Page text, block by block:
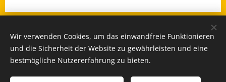
© 2026 -www.MozambiqueExpert.com| All rights reserved
powered byWebnode Cookies
Sprachen
Wir verwenden Cookies, um das einwandfreie Funktionieren
und die Sicherheit der Website zu gewährleisten und eine
bestmögliche Nutzererfahrung zu bieten.